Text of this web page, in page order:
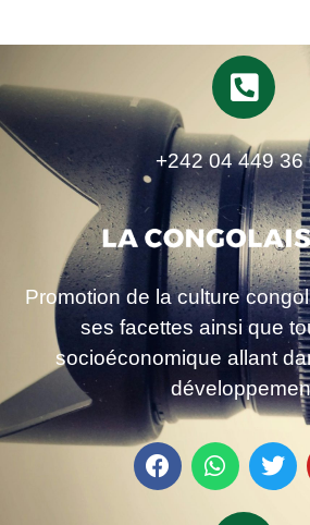
+242 04 449 36
Promotion de la culture
ses facettes ainsi que
socioéconomique allant